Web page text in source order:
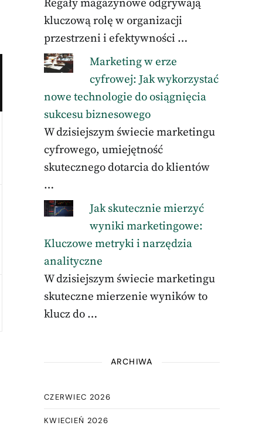
Regały magazynowe odgrywają
kluczową rolę w organizacji
przestrzeni i efektywności …
Marketing w erze
cyfrowej: Jak wykorzystać
nowe technologie do osiągnięcia
sukcesu biznesowego
W dzisiejszym świecie marketingu
cyfrowego, umiejętność
skutecznego dotarcia do klientów
…
Jak skutecznie mierzyć
wyniki marketingowe:
Kluczowe metryki i narzędzia
analityczne
W dzisiejszym świecie marketingu
skuteczne mierzenie wyników to
klucz do …
ARCHIWA
CZERWIEC 2026
KWIECIEŃ 2026